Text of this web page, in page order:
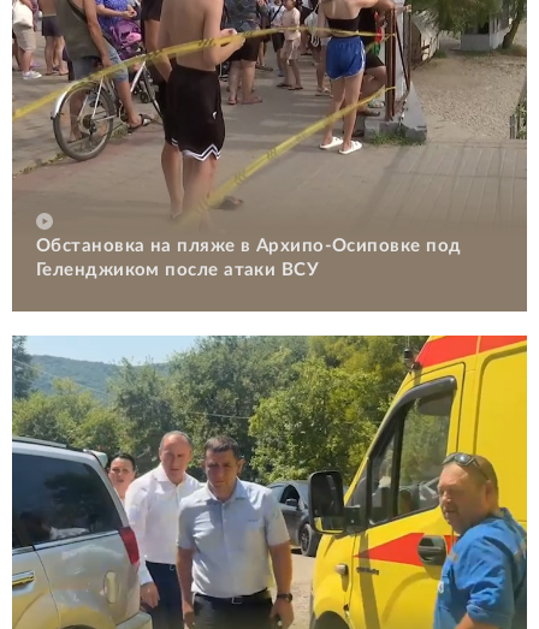
Обстановка на пляже в Архипо-Осиповке под
Геленджиком после атаки ВСУ